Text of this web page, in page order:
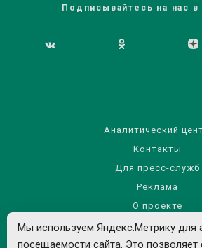
Подписывайтесь на нас в
Аналитический
Контакты
Для пресс-служб
Реклама
О проекте
Правила использования
Политика обработки
Мы используем Яндекс.Метрику для
посещаемости сайта. Это позволяет